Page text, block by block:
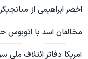
اخضر ابراهیمی از
مخالفان اسد با اتوبوس
آمریکا دفاتر ائتلاف